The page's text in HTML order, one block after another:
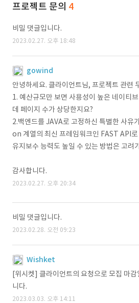
프로젝트 문의 4
비밀 댓글입니다.
2023.02.27. 오후 18:48
gowind
안녕하세요. 클라이언트님, 프로젝트 관련
1. 예산규모만 보면 사용성이 높은 네이티
데 페이지 수가 상당한지요?
2.백엔드를 JAVA로 고정하신 특별한 사유
on 계열의 최신 프레임워크인 FAST API
유지보수 능력도 높일 수 있는 방법은 고려
감사합니다.
2023.02.27. 오후 20:34
비밀 댓글입니다.
2023.02.28. 오전 09:23
Wishket
[위시켓] 클라이언트의 요청으로 모집 마
니다.
2023.03.03. 오후 14:11